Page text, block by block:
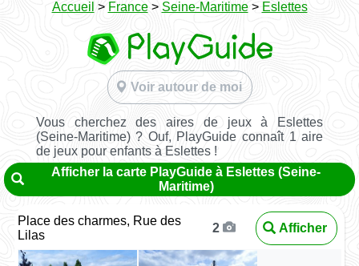
Accueil > France> Seine-Maritime> Eslettes
Voir autour de moi
Vous cherchez des aires de jeux à Eslettes
(Seine-Maritime) ? Ouf, PlayGuide connaît 1 aire
de jeux pour enfants à Eslettes !
Afficher la carte PlayGuide à Eslettes (Seine-
Maritime)
Place des charmes, Rue des
Lilas
2 Afficher